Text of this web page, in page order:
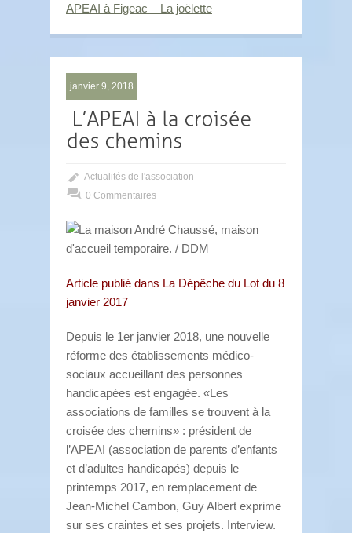
APEAI à Figeac – La joëlette
janvier 9, 2018
Actualités de l'association
0 Commentaires
Article publié dans La Dépêche du Lot du 8
janvier 2017
Depuis le 1er janvier 2018, une nouvelle
réforme des établissements médico-
sociaux accueillant des personnes
handicapées est engagée. «Les
associations de familles se trouvent à la
croisée des chemins» : président de
l’APEAI (association de parents d’enfants
et d’adultes handicapés) depuis le
printemps 2017, en remplacement de
Jean-Michel Cambon, Guy Albert exprime
sur ses craintes et ses projets. Interview.